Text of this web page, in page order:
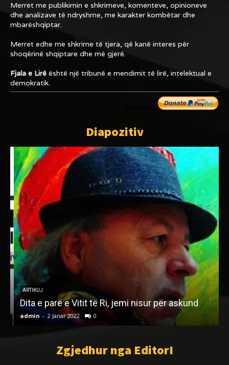
Merret me publikimin e shkrimeve, komenteve, opinioneve
dhe analizave të ndryshme, me karakter kombëtar dhe
mbarëshqiptar.
Merret edhe me shkrime të tjera, që kanë interes për
shoqërinë shqiptare dhe më gjerë.
Fjala e Lirë është një tribunë e mendimit të lirë, intelektual e
demokratik.
Diapozitiv
ARTIKUJ
Dita e parë e Vitit të Ri, jemi nisur për askund
admin - 2 Janar 2022 0
Zgjedhur nga EditorI